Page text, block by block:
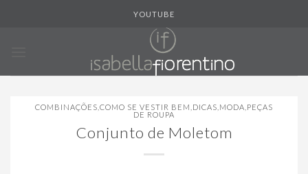
YOUTUBE
COMBINAÇÕES COMO SE VESTIR BEM DICAS MODA PEÇAS
DE ROUPA
Conjunto de Moletom